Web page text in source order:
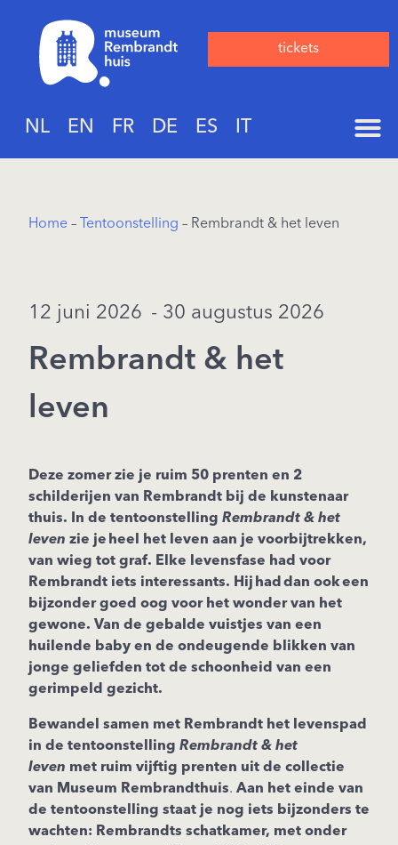
tickets
NL EN FR DE ES IT
Home – Tentoonstelling – Rembrandt & het leven
12 juni 2026 - 30 augustus 2026
Rembrandt & het
leven
Deze zomer zie je ruim 50 prenten en 2
schilderijen van Rembrandt bij de kunstenaar
thuis. In de tentoonstelling Rembrandt & het
leven zie je heel het leven aan je voorbijtrekken,
van wieg tot graf. Elke levensfase had voor
Rembrandt iets interessants. Hij had dan ook een
bijzonder goed oog voor het wonder van het
gewone. Van de gebalde vuistjes van een
huilende baby en de ondeugende blikken van
jonge geliefden tot de schoonheid van een
gerimpeld gezicht.
Bewandel samen met Rembrandt het levenspad
in de tentoonstelling Rembrandt & het
leven met ruim vijftig prenten uit de collectie
van Museum Rembrandthuis. Aan het einde van
de tentoonstelling staat je nog iets bijzonders te
wachten: Rembrandts schatkamer, met onder